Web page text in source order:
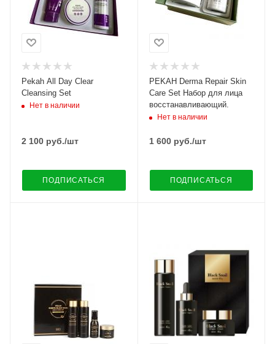
Pekah All Day Clear
Cleansing Set
Нет в наличии
2 100 руб./шт
ПОДПИСАТЬСЯ
PEKAH Derma Repair Skin
Care Set Набор для лица
восстанавливающий.
Нет в наличии
1 600руб./шт
ПОДПИСАТЬСЯ